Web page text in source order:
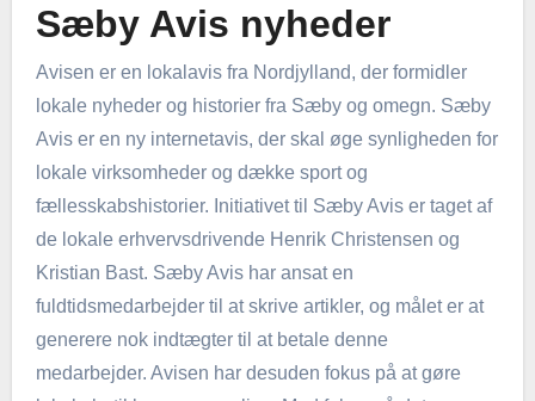
Sæby Avis nyheder
Avisen er en lokalavis fra Nordjylland, der formidler
lokale nyheder og historier fra Sæby og omegn. Sæby
Avis er en ny internetavis, der skal øge synligheden for
lokale virksomheder og dække sport og
fællesskabshistorier. Initiativet til Sæby Avis er taget af
de lokale erhvervsdrivende Henrik Christensen og
Kristian Bast. Sæby Avis har ansat en
fuldtidsmedarbejder til at skrive artikler, og målet er at
generere nok indtægter til at betale denne
medarbejder. Avisen har desuden fokus på at gøre